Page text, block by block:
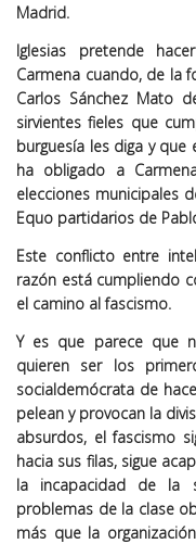
Madrid.
Iglesias pretende
Carmena cuando, de la
Carlos Sánchez Mato
sirvientes fieles que
burguesía les diga y que
ha obligado a
elecciones municipales
Equo partidarios de
Este conflicto entre
razón está cumpliendo
el camino al fascismo.
Y es que parece que
quieren ser los
socialdemócrata de
pelean y provocan la
absurdos, el fascismo
hacia sus filas, sigue
la incapacidad de la
problemas de la clase
más que la